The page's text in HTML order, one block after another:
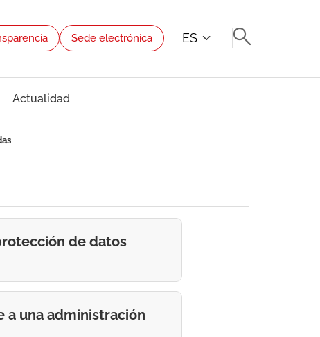
Sede electrónica ES
Actualidad
de datos
a una administración